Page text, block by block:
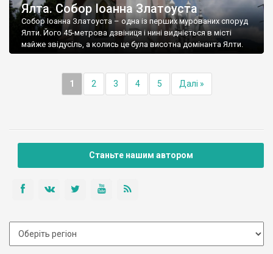
Ялта. Собор Іоанна Златоуста
Собор Іоанна Златоуста – одна із перших мурованих споруд
Ялти. Його 45-метрова дзвіниця і нині видніється в місті
майже звідусіль, а колись це була висотна домінанта Ялти.
1 2 3 4 5 Далі »
Станьте нашим автором